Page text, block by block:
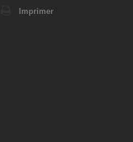
Imprimer